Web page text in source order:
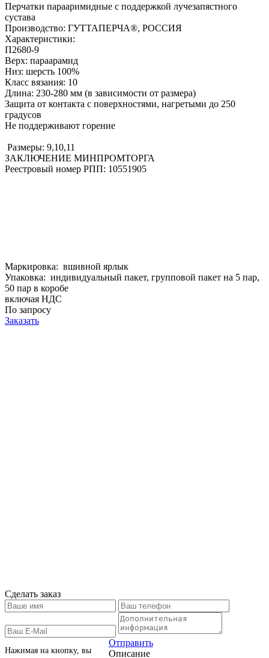
Перчатки парааримидные с поддержкой лучезапястного
сустава
Производство: ГУТТАПЕРЧА®, РОССИЯ
Характеристики:
П2680-9
Верх: параарамид
Низ: шерсть 100%
Класс вязания: 10
Длина: 230-280 мм (в зависимости от размера)
Защита от контакта с поверхностями, нагретыми до 250
градусов
Не поддерживают горение
Размеры: 9,10,11
ЗАКЛЮЧЕНИЕ МИНПРОМТОРГА
Реестровый номер РПП: 10551905
Маркировка: вшивной ярлык
Упаковка: индивидуальный пакет, групповой пакет на 5 пар,
50 пар в коробе
включая НДС
По запросу
Заказать
Сделать заказ
Нажимая на кнопку, вы
Отправить
Описание